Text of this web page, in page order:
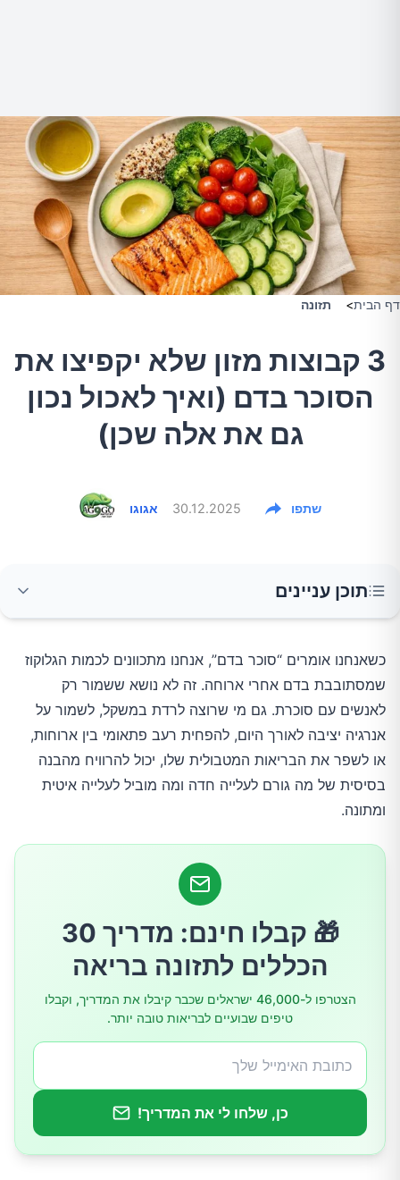
דף הבית> תזונה
3 קבוצות מזון שלא יקפיצו את
הסוכר בדם (ואיך לאכול נכון
גם את אלה שכן)
אגוגו 30.12.2025 שתפו
תוכן עניינים
קבוצה 1: אפס השפעה, או כמעט אפס
קבוצה 2: עלייה איטית ומתונה
קבוצה 3: תלוי איך אוכלים
לסיום: שונות אישית היא חלק מהסיפור
כשאנחנו אומרים “סוכר בדם”, אנחנו מתכוונים לכמות הגלוקוז
שמסתובבת בדם אחרי ארוחה. זה לא נושא ששמור רק
לאנשים עם סוכרת. גם מי שרוצה לרדת במשקל, לשמור על
אנרגיה יציבה לאורך היום, להפחית רעב פתאומי בין ארוחות,
או לשפר את הבריאות המטבולית שלו, יכול להרוויח מהבנה
בסיסית של מה גורם לעלייה חדה ומה מוביל לעלייה איטית
ומתונה.
🎁 קבלו חינם: מדריך 30
הכללים לתזונה בריאה
הצטרפו ל-46,000 ישראלים שכבר קיבלו את המדריך, וקבלו
טיפים שבועיים לבריאות טובה יותר.
כן, שלחו לי את המדריך!